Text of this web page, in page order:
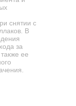
снятии с
В
за
ее